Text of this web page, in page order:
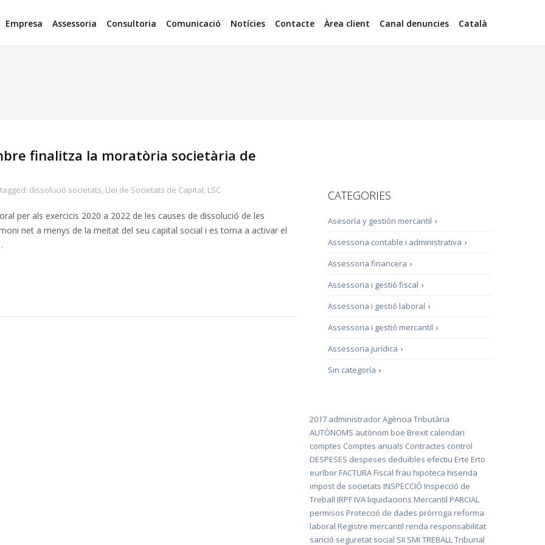
Empresa Assessoria Consultoria Comunicació Notícies Contacte Àrea client Canal denuncies Català
finalitza la moratòria societària de
tagged: dissolució societats, Llei de Societats de Capital, LSC
per als exercicis 2020 a 2022 de les causes de dissolució de les
net a menys de la meitat del seu capital social i es torna a activar el
CATEGORIES
›
Asesoría y gestión mercantil
›
Assessoria contable i administrativa
›
Assessoria financera
›
Assessoria i gestió fiscal
›
Assessoria i gestió laboral
›
Assessoria i gestió mercantil
›
Assessoria jurídica
›
Sin categoría
2017 administradorAgència Tributària
AUTÒNOMS autònom boe Brexit calendari
comptes Comptes anuals Contractes control
DESPESES despeses deduïbles efectiu Erte Erto
euríbor FACTURA Fiscal frau hipoteca hisenda
impost de societats INSPECCIÓ Inspecció de
Treball IRPF IVA liquidacions Mercantil PARCIAL
permisos Protecció de dades pròrroga reforma
laboral Registre mercantil renda responsabilitat
sanció seguretat social SII SMI TREBALLTribunal